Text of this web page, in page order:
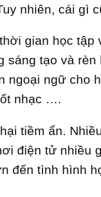
nhiên, cái gì
gian học tập
sáng tạo và
ngoại ngữ cho
nhạc ….
tiềm ẩn.
điện tử nhiều
đến tình hình